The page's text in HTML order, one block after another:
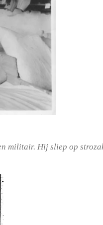
militair. Hij sliep op